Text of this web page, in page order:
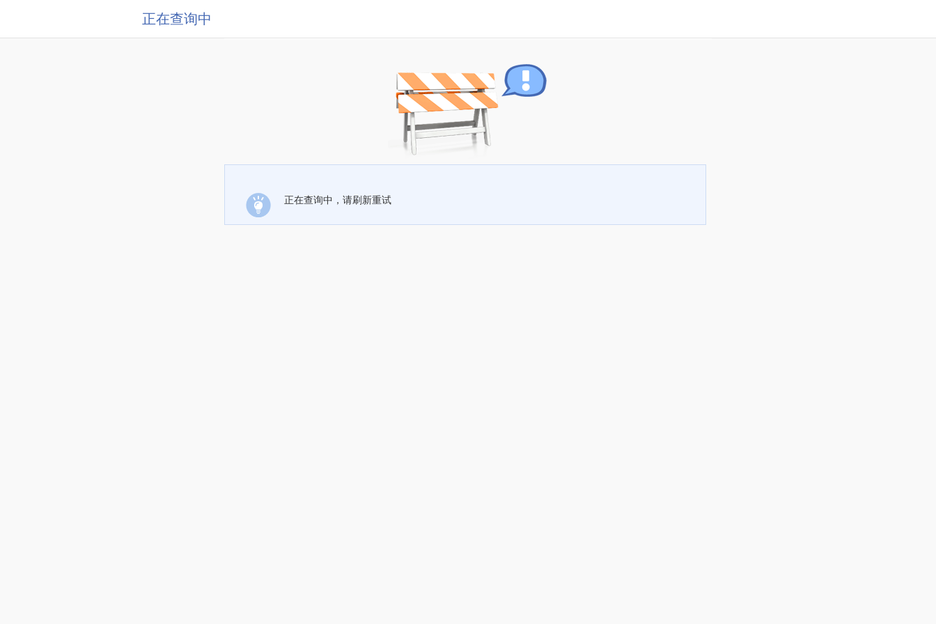
正在查询中
正在查询中，请刷新重试